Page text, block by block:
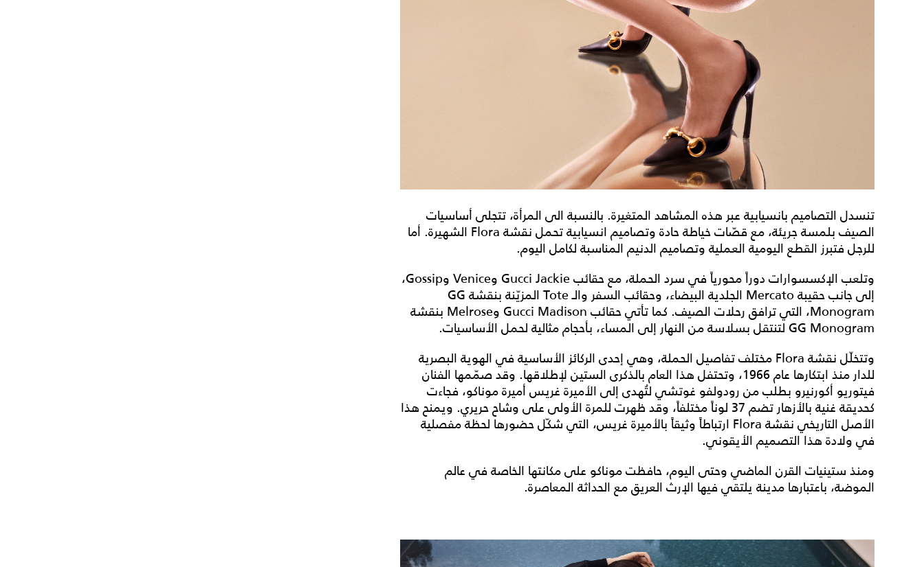
تنسدل التصاميم بانسيابية عبر هذه المشاهد المتغيرة. بالنسبة الى المرأة، تتجلى أساسيات
الصيف بلمسة جريئة، مع قصّات خياطة حادة وتصاميم انسيابية تحمل نقشة Flora الشهيرة. أما
للرجل فتبرز القطع اليومية العملية وتصاميم الدنيم المناسبة لكامل اليوم.
وتلعب الإكسسوارات دوراً محورياً في سرد الحملة، مع حقائب Gucci Jackie وVenice وGossip،
إلى جانب حقيبة Mercato الجلدية البيضاء، وحقائب السفر والـ Tote المزيّنة بنقشة GG
Monogram، التي ترافق رحلات الصيف. كما تأتي حقائب Gucci Madison وMelrose بنقشة
GG Monogram لتنتقل بسلاسة من النهار إلى المساء، بأحجام مثالية لحمل الأساسيات.
وتتخلّل نقشة Flora مختلف تفاصيل الحملة، وهي إحدى الركائز الأساسية في الهوية البصرية
للدار منذ ابتكارها عام 1966، وتحتفل هذا العام بالذكرى الستين لإطلاقها. وقد صمّمها الفنان
فيتوريو أكورنيرو بطلب من رودولفو غوتشي لتُهدى إلى الأميرة غريس أميرة موناكو، فجاءت
كحديقة غنية بالأزهار تضم 37 لوناً مختلفاً، وقد ظهرت للمرة الأولى على وشاح حريري. ويمنح هذا
الأصل التاريخي نقشة Flora ارتباطاً وثيقاً بالأميرة غريس، التي شكّل حضورها لحظة مفصلية
في ولادة هذا التصميم الأيقوني.
ومنذ ستينيات القرن الماضي وحتى اليوم، حافظت موناكو على مكانتها الخاصة في عالم
الموضة، باعتبارها مدينة يلتقي فيها الإرث العريق مع الحداثة المعاصرة.